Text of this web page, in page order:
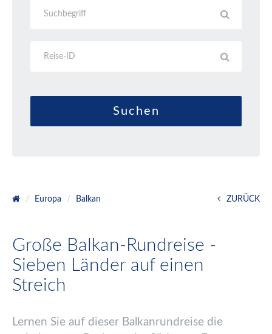
Europa Balkan ZURÜCK
Große Balkan-Rundreise -
Sieben Länder auf einen
Streich
Lernen Sie auf dieser Balkanrundreise die